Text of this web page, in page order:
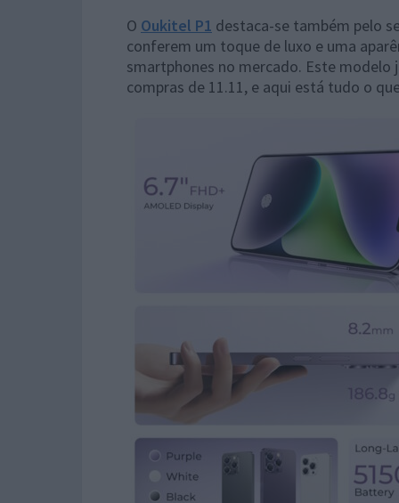
O Oukitel P1 destaca-se também pelo
conferem um toque de luxo e uma
smartphones no mercado. Este
compras de 11.11, e aqui está tudo o